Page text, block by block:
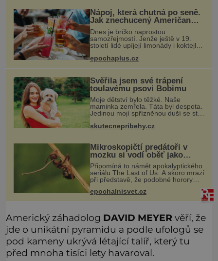
Nápoj, která chutná po seně.
Jak znechucený Američan
vymyslel brčko
Dnes je brčko naprostou
samozřejmostí. Jenže ještě v 19.
století lidé upíjejí limonády i koktejly
Fungují sice dobře, mají ale jednu
epochaplus.cz
Svěřila jsem své trápení
toulavému psovi Bobimu
Moje dětství bylo těžké. Naše
maminka zemřela. Táta byl despota.
Jedinou mojí spřízněnou duší se stal
dítě měla peklo. Maminka zemřela,
skutecnepribehy.cz
Mikroskopičtí predátoři v
mozku si vodí oběť jako
loutku
Připomíná to námět apokalyptického
seriálu The Last of Us. A skoro mrazí
při představě, že podobné horory
probíhají v přírodě běžně – s tím
rozdílem, že nejde pouze o infekce
parazitickou houbou a že
epochalnisvet.cz
Americký záhadolog DAVID MEYER věří, že
jde o unikátní pyramidu a podle ufologů se
pod kameny ukrývá létající talíř, který tu
před mnoha tisíci lety havaroval.